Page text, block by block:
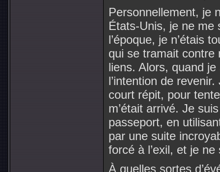
Personnellement, je
États-Unis, je ne me
l’époque, je n’étais
qui se tramait contre
liens. Alors, quand
l’intention de
court répit, pour
m’était arrivé. Je
passeport, en
par une suite
forcé à l’exil, et je
À quelles sortes